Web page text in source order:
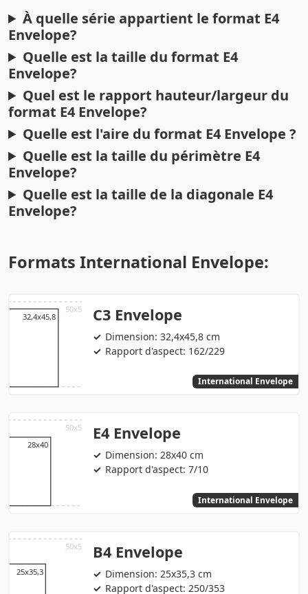
À quelle série appartient le format E4
Envelope?
Quelle est la taille du format E4
Envelope?
Quel est le rapport hauteur/largeur du
format E4 Envelope?
Quelle est l'aire du format E4 Envelope ?
Quelle est la taille du périmètre E4
Envelope?
Quelle est la taille de la diagonale E4
Envelope?
Formats International Envelope:
C3 Envelope
Dimension: 32,4x45,8 cm
Rapport d'aspect: 162/229
International Envelope
E4 Envelope
Dimension: 28x40 cm
Rapport d'aspect: 7/10
International Envelope
B4 Envelope
Dimension: 25x35,3 cm
Rapport d'aspect: 250/353